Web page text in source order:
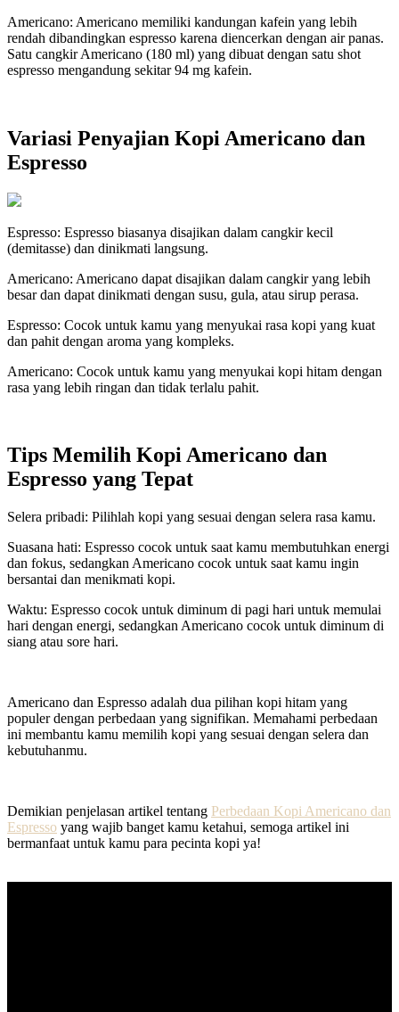
Americano: Americano memiliki kandungan kafein yang lebih
rendah dibandingkan espresso karena diencerkan dengan air panas.
Satu cangkir Americano (180 ml) yang dibuat dengan satu shot
espresso mengandung sekitar 94 mg kafein.
Variasi Penyajian Kopi Americano dan
Espresso
Espresso: Espresso biasanya disajikan dalam cangkir kecil
(demitasse) dan dinikmati langsung.
Americano: Americano dapat disajikan dalam cangkir yang lebih
besar dan dapat dinikmati dengan susu, gula, atau sirup perasa.
Espresso: Cocok untuk kamu yang menyukai rasa kopi yang kuat
dan pahit dengan aroma yang kompleks.
Americano: Cocok untuk kamu yang menyukai kopi hitam dengan
rasa yang lebih ringan dan tidak terlalu pahit.
Tips Memilih Kopi Americano dan
Espresso yang Tepat
Selera pribadi: Pilihlah kopi yang sesuai dengan selera rasa kamu.
Suasana hati: Espresso cocok untuk saat kamu membutuhkan energi
dan fokus, sedangkan Americano cocok untuk saat kamu ingin
bersantai dan menikmati kopi.
Waktu: Espresso cocok untuk diminum di pagi hari untuk memulai
hari dengan energi, sedangkan Americano cocok untuk diminum di
siang atau sore hari.
Americano dan Espresso adalah dua pilihan kopi hitam yang
populer dengan perbedaan yang signifikan. Memahami perbedaan
ini membantu kamu memilih kopi yang sesuai dengan selera dan
kebutuhanmu.
Demikian penjelasan artikel tentang Perbedaan Kopi Americano dan
Espresso yang wajib banget kamu ketahui, semoga artikel ini
bermanfaat untuk kamu para pecinta kopi ya!